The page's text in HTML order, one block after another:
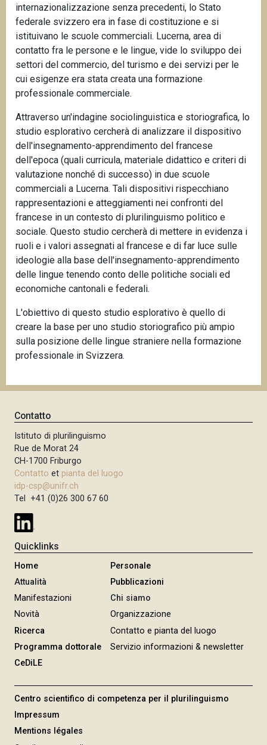
internazionalizzazione senza precedenti, lo Stato
federale svizzero era in fase di costituzione e si
istituivano le scuole commerciali. Lucerna, area di
contatto fra le persone e le lingue, vide lo sviluppo dei
settori del commercio, del turismo e dei servizi per le
cui esigenze era stata creata una formazione
professionale commerciale.
Attraverso un'indagine sociolinguistica e storiografica, lo
studio esplorativo cercherà di analizzare il dispositivo
dell'insegnamento-apprendimento del francese
dell'epoca (quali curricula, materiale didattico e criteri di
valutazione nonché di successo) in due scuole
commerciali a Lucerna. Tali dispositivi rispecchiano
rappresentazioni e atteggiamenti nei confronti del
francese in un contesto di plurilinguismo politico e
sociale. Questo studio cercherà di mettere in evidenza i
ruoli e i valori assegnati al francese e di far luce sulle
ideologie alla base dell'insegnamento-apprendimento
delle lingue tenendo conto delle politiche sociali ed
economiche cantonali e federali.
L'obiettivo di questo studio esplorativo è quello di
creare la base per uno studio storiografico più ampio
sulla posizione delle lingue straniere nella formazione
professionale in Svizzera.
Contatto
Istituto di plurilinguismo
Rue de Morat 24
CH-1700 Friburgo
Contatto et pianta del luogo
idp-csp@unifr.ch
Tel +41 (0)26 300 67 60
Quicklinks
Home
Attualità
Manifestazioni
Novità
Ricerca
Programma dottorale
CeDiLE
Personale
Pubblicazioni
Chi siamo
Organizzazione
Contatto e pianta del luogo
Servizio informazioni & newsletter
Centro scientifico di competenza per il plurilinguismo
Impressum
Mentions légales